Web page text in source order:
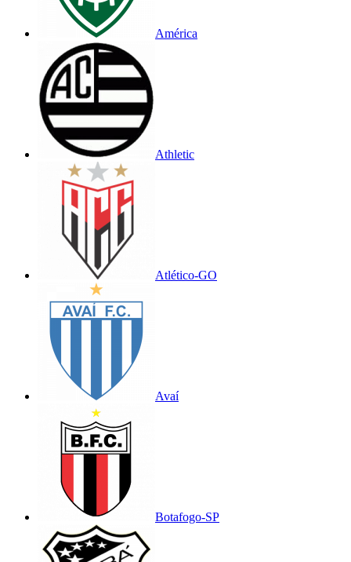
América
Athletic
Atlético-GO
Avaí
Botafogo-SP